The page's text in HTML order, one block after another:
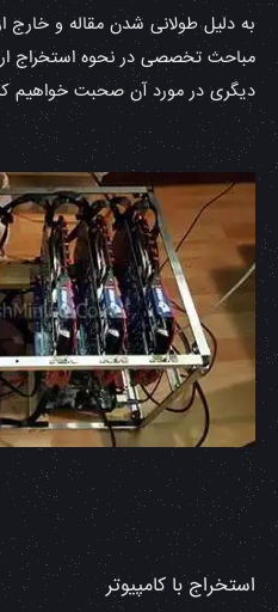
به دلیل طولانی شدن مقاله و خارج
مباحث تخصصی در نحوه استخراج
دیگری در مورد آن صحبت خواهیم
استخراج با کامپیوتر